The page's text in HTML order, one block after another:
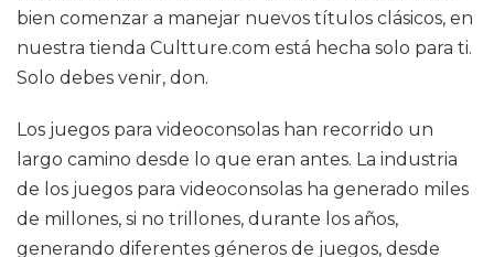
bien comenzar a manejar nuevos títulos clásicos, en
nuestra tienda Cultture.com está hecha solo para ti.
Solo debes venir, don.
Los juegos para videoconsolas han recorrido un
largo camino desde lo que eran antes. La industria
de los juegos para videoconsolas ha generado miles
de millones, si no trillones, durante los años,
generando diferentes géneros de juegos, desde